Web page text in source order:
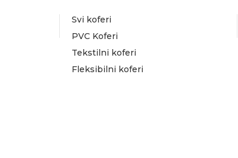
Svi koferi
PVC Koferi
Tekstilni koferi
Fleksibilni koferi